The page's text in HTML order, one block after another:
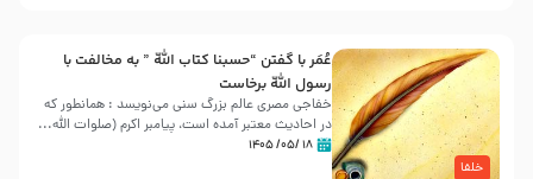
خلفا
عُمَر با گفتن “حسبنا كتاب اللّه ” به مخالفت با
رسول اللّه برخاست
خفاجی مصری عالم بزرگ سنی می‌نویسد : همانطور که
در احادیث معتبر آمده است، پیامبر اکرم (صلوات اللّه...
۱۸ /۰۵/ ۱۴۰۵